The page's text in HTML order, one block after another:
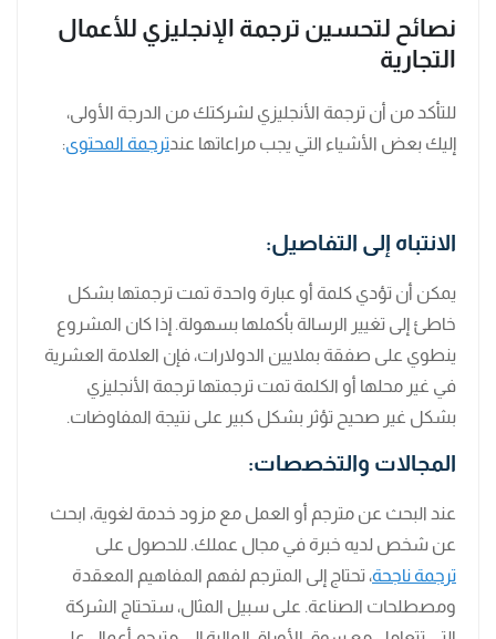
نصائح لتحسين ترجمة الإنجليزي للأعمال
التجارية
للتأكد من أن ترجمة الأنجليزي لشركتك من الدرجة الأولى،
إليك بعض الأشياء التي يجب مراعاتها عندترجمة المحتوى:
الانتباه إلى التفاصيل:
يمكن أن تؤدي كلمة أو عبارة واحدة تمت ترجمتها بشكل
خاطئ إلى تغيير الرسالة بأكملها بسهولة. إذا كان المشروع
ينطوي على صفقة بملايين الدولارات، فإن العلامة العشرية
في غير محلها أو الكلمة تمت ترجمتها ترجمة الأنجليزي
بشكل غير صحيح تؤثر بشكل كبير على نتيجة المفاوضات.
المجالات والتخصصات:
عند البحث عن مترجم أو العمل مع مزود خدمة لغوية، ابحث
عن شخص لديه خبرة في مجال عملك. للحصول على
ترجمة ناجحة، تحتاج إلى المترجم لفهم المفاهيم المعقدة
ومصطلحات الصناعة. على سبيل المثال، ستحتاج الشركة